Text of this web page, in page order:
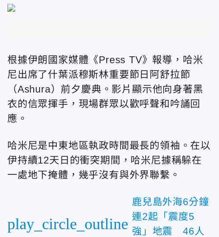
根據伊朗國家媒體《Press TV》報導，哈米
尼出席了什葉派穆斯林重要節日阿舒拉節
（Ashura）前夕慶典。影片顯示他向身著黑
衣的信眾揮手，現場群眾以歡呼聲和吟誦回
應。
哈米尼是中東地區執政時間最長的領袖。在以
伊持續12天日的衝突期間，哈米尼據稱躲在
一處地下掩體，幾乎沒有與外界聯繫。
play_circle_outline
鹿兒島外海6分鐘
連2起「震度5
強」地震 46人